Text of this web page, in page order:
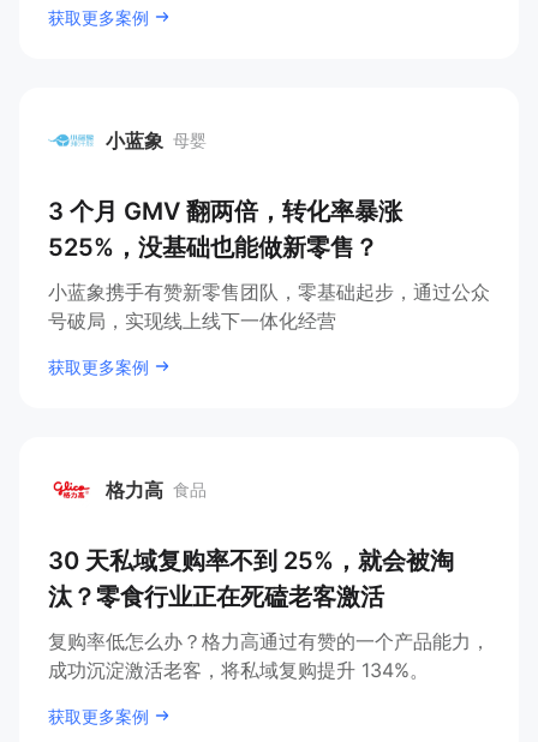
获取更多案例
小蓝象 母婴
小蓝象
3 个月 GMV 翻两倍，转化率暴涨
525%，没基础也能做新零售？
小蓝象携手有赞新零售团队，零基础起步，通过公众
号破局，实现线上线下一体化经营
获取更多案例
格力高 食品
格力高
30 天私域复购率不到 25%，就会被淘
汰？零食行业正在死磕老客激活
复购率低怎么办？格力高通过有赞的一个产品能力，
成功沉淀激活老客，将私域复购提升 134%。
获取更多案例